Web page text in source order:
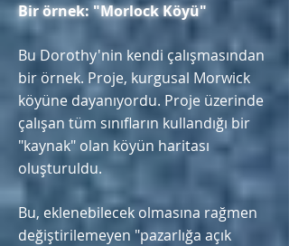
Bir örnek: "Morlock Köyü"
Bu Dorothy'nin kendi çalışmasından
bir örnek. Proje, kurgusal Morwick
köyüne dayanıyordu. Proje üzerinde
çalışan tüm sınıfların kullandığı bir
"kaynak" olan köyün haritası
oluşturuldu.
Bu, eklenebilecek olmasına rağmen
değiştirilemeyen "pazarlığa açık